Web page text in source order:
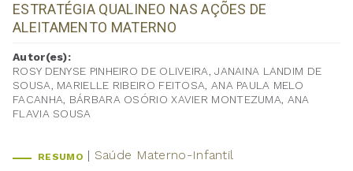
ESTRATÉGIA QUALINEO NAS AÇÕES DE
ALEITAMENTO MATERNO
Autor(es):
ROSY DENYSE PINHEIRO DE OLIVEIRA, JANAINA LANDIM DE
SOUSA, MARIELLE RIBEIRO FEITOSA, ANA PAULA MELO
FACANHA, BÁRBARA OSÓRIO XAVIER MONTEZUMA, ANA
FLAVIA SOUSA
RESUMO Saúde Materno-Infantil